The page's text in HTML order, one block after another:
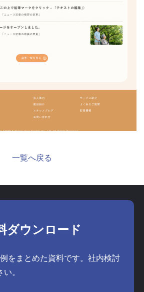
一覧へ戻る
ダウンロード
をまとめた資料です。社内検討
。